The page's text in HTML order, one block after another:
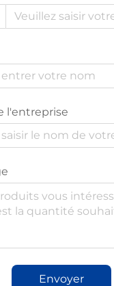
l'entreprise
Envoyer